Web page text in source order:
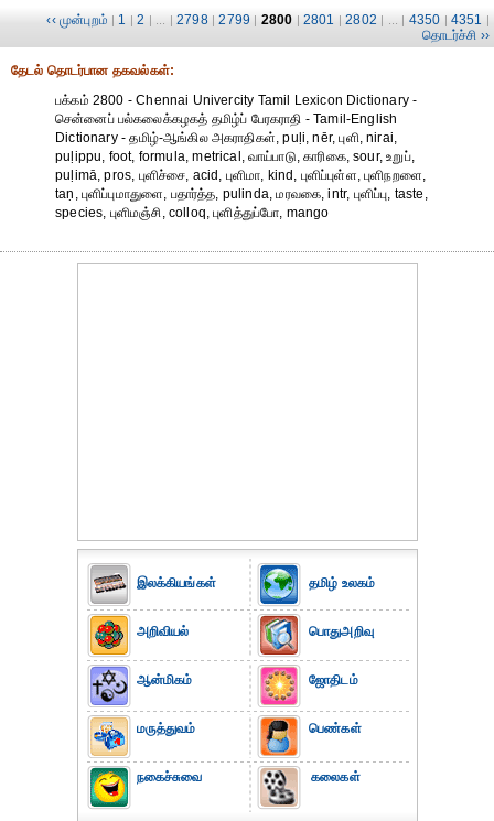
‹‹ முன்புறம் | 1 | 2 | ... | 2798 | 2799 | 2800 | 2801 | 2802 | ... | 4350 | 4351 |
தொடர்ச்சி ››
தேட‌ல் தொட‌ர்பான தகவ‌ல்க‌ள்:
பக்கம் 2800 - Chennai Univercity Tamil Lexicon Dictionary -
சென்னைப் பல்கலைக்கழகத் தமிழ்ப் பேரகராதி - Tamil-English
Dictionary - தமிழ்-ஆங்கில அகராதிகள், puḷi, nēr, புளி, nirai,
puḷippu, foot, formula, metrical, வாய்பாடு, காரிகை, sour, உறுப்,
puḷimā, pros, புளிச்சை, acid, புளிமா, kind, புளிப்புள்ள, புளிநறளை,
taṇ, புளிப்புமாதுளை, பதார்த்த, pulinda, மரவகை, intr, புளிப்பு, taste,
species, புளிமஞ்சி, colloq, புளித்துப்போ, mango
இலக்கியங்கள்
அறிவியல்
ஆன்மிகம்
மருத்துவம்
நகைச்சுவை
தமிழ் உலகம்
பொதுஅறிவு
ஜோதிடம்
பெண்கள்
கலைகள்